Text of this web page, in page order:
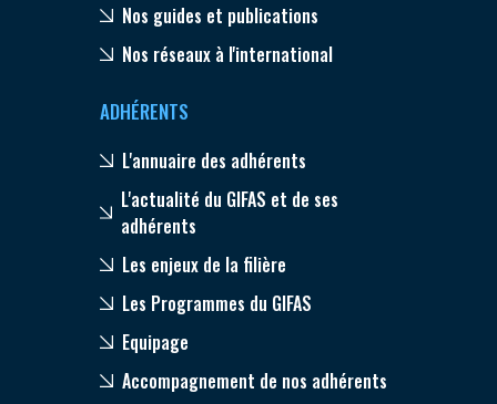
Nos guides et publications
Nos réseaux à l'international
ADHÉRENTS
L'annuaire des adhérents
L'actualité du GIFAS et de ses
adhérents
Les enjeux de la filière
Les Programmes du GIFAS
Equipage
Accompagnement de nos adhérents